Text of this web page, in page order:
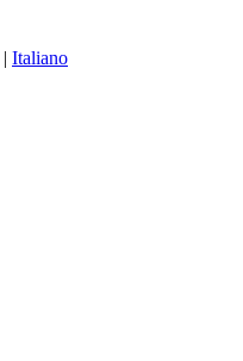
| Italiano